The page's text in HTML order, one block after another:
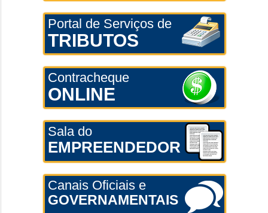
Portal de Serviços de
TRIBUTOS
Contracheque
ONLINE
Sala do
EMPREENDEDOR
Canais Oficiais e
GOVERNAMENTAIS